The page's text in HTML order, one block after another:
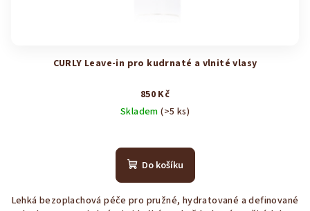
CURLY Leave-in pro kudrnaté a vlnité vlasy
850 Kč
Skladem(>5 ks)
hodnocení
produktu
z
Do košíku
Lehká bezoplachová péče pro pružné, hydratované a definované